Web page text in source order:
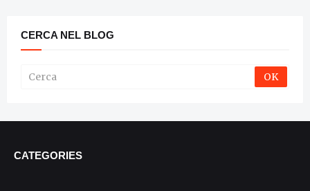
CERCA NEL BLOG
CATEGORIES